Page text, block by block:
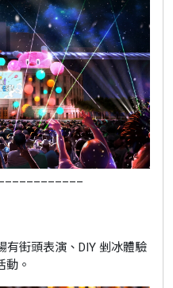
有街頭表演、DIY 剉冰體驗
動。